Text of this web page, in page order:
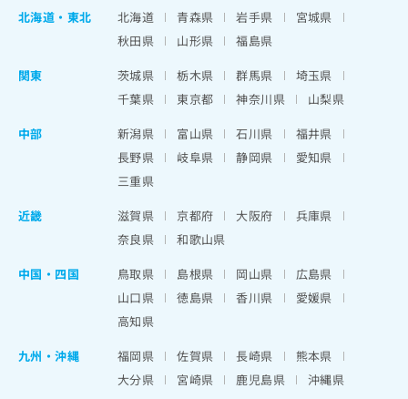
北海道 ・ 東北 北海道 青森県 岩手県
宮城県
秋田県
山形県
福島県
関東
茨城県 栃木県 群馬県
埼玉県
千葉県
東京都 神奈川県
山梨県
中部
新潟県 富山県 石川県
福井県
長野県
岐阜県 静岡県
愛知県
三重県
近畿
滋賀県 京都府 大阪府
兵庫県
奈良県
和歌山県
中国・四国
鳥取県 島根県 岡山県
広島県
山口県
徳島県 香川県
愛媛県
高知県
九州・沖縄
福岡県 佐賀県 長崎県
熊本県
大分県
宮崎県 鹿児島県 沖縄県